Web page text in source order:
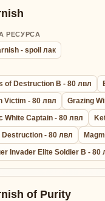
РЕСУРСА
- spoil лак
of Destruction B - 80 лвл
Victim - 80 лвл
Grazing
White Captain - 80 лвл
Destruction - 80 лвл
Invader Elite Soldier B - 80
of Purity